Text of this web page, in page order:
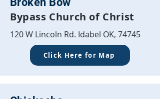
Bypass Church of Christ
120 W Lincoln Rd. Idabel OK, 74745
Click Here for Map